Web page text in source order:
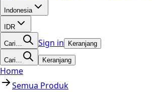
Indonesia
IDR
Cari… Sign in Keranjang
Cari… Keranjang
Home
Semua Produk